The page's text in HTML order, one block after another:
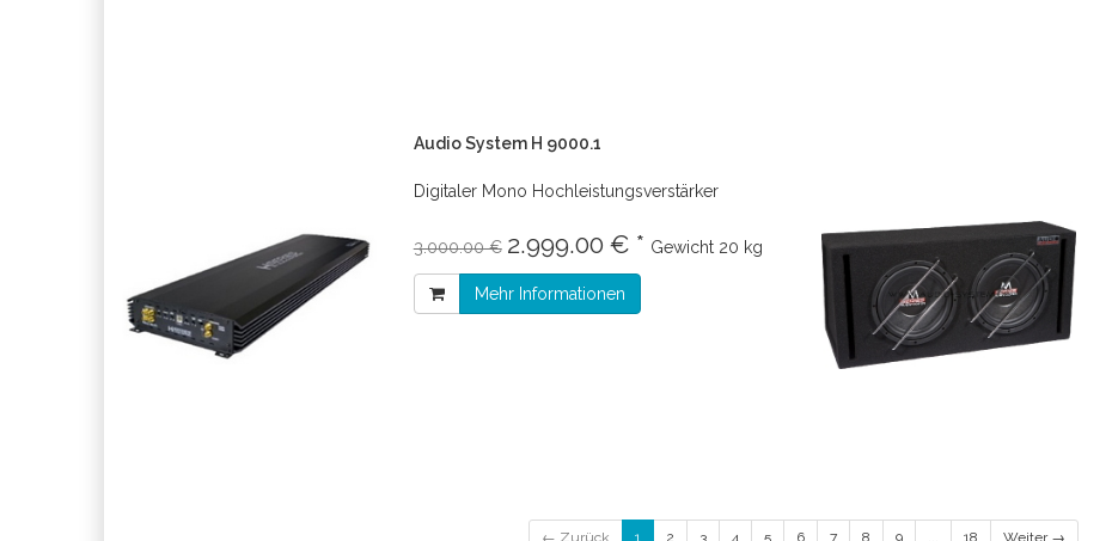
Audio System H 9000.1
Digitaler Mono Hochleistungsverstärker
3.000.00 € 2.999.00 € * Gewicht 20 kg
Mehr Informationen
← Zurück 1 2 3 4 5 6 7 8 9 ... 18 Weiter →